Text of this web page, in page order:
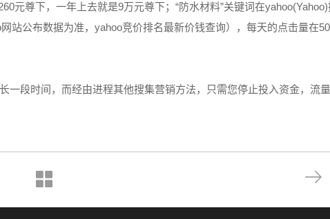
尊下，一年上去就是9万元尊下；“防水材料”关键词在yahoo(Yahoo)
站公布数据为准，yahoo竞价排名最新价钱查询），每天的点击量在
一段时间，而经由进程其他搜集营销方法，只需您停止投入资金，流